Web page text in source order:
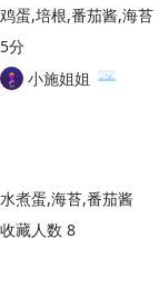
鸡蛋,培根,番茄酱,海苔
5分
小施姐姐
水煮蛋,海苔,番茄酱
收藏人数 8